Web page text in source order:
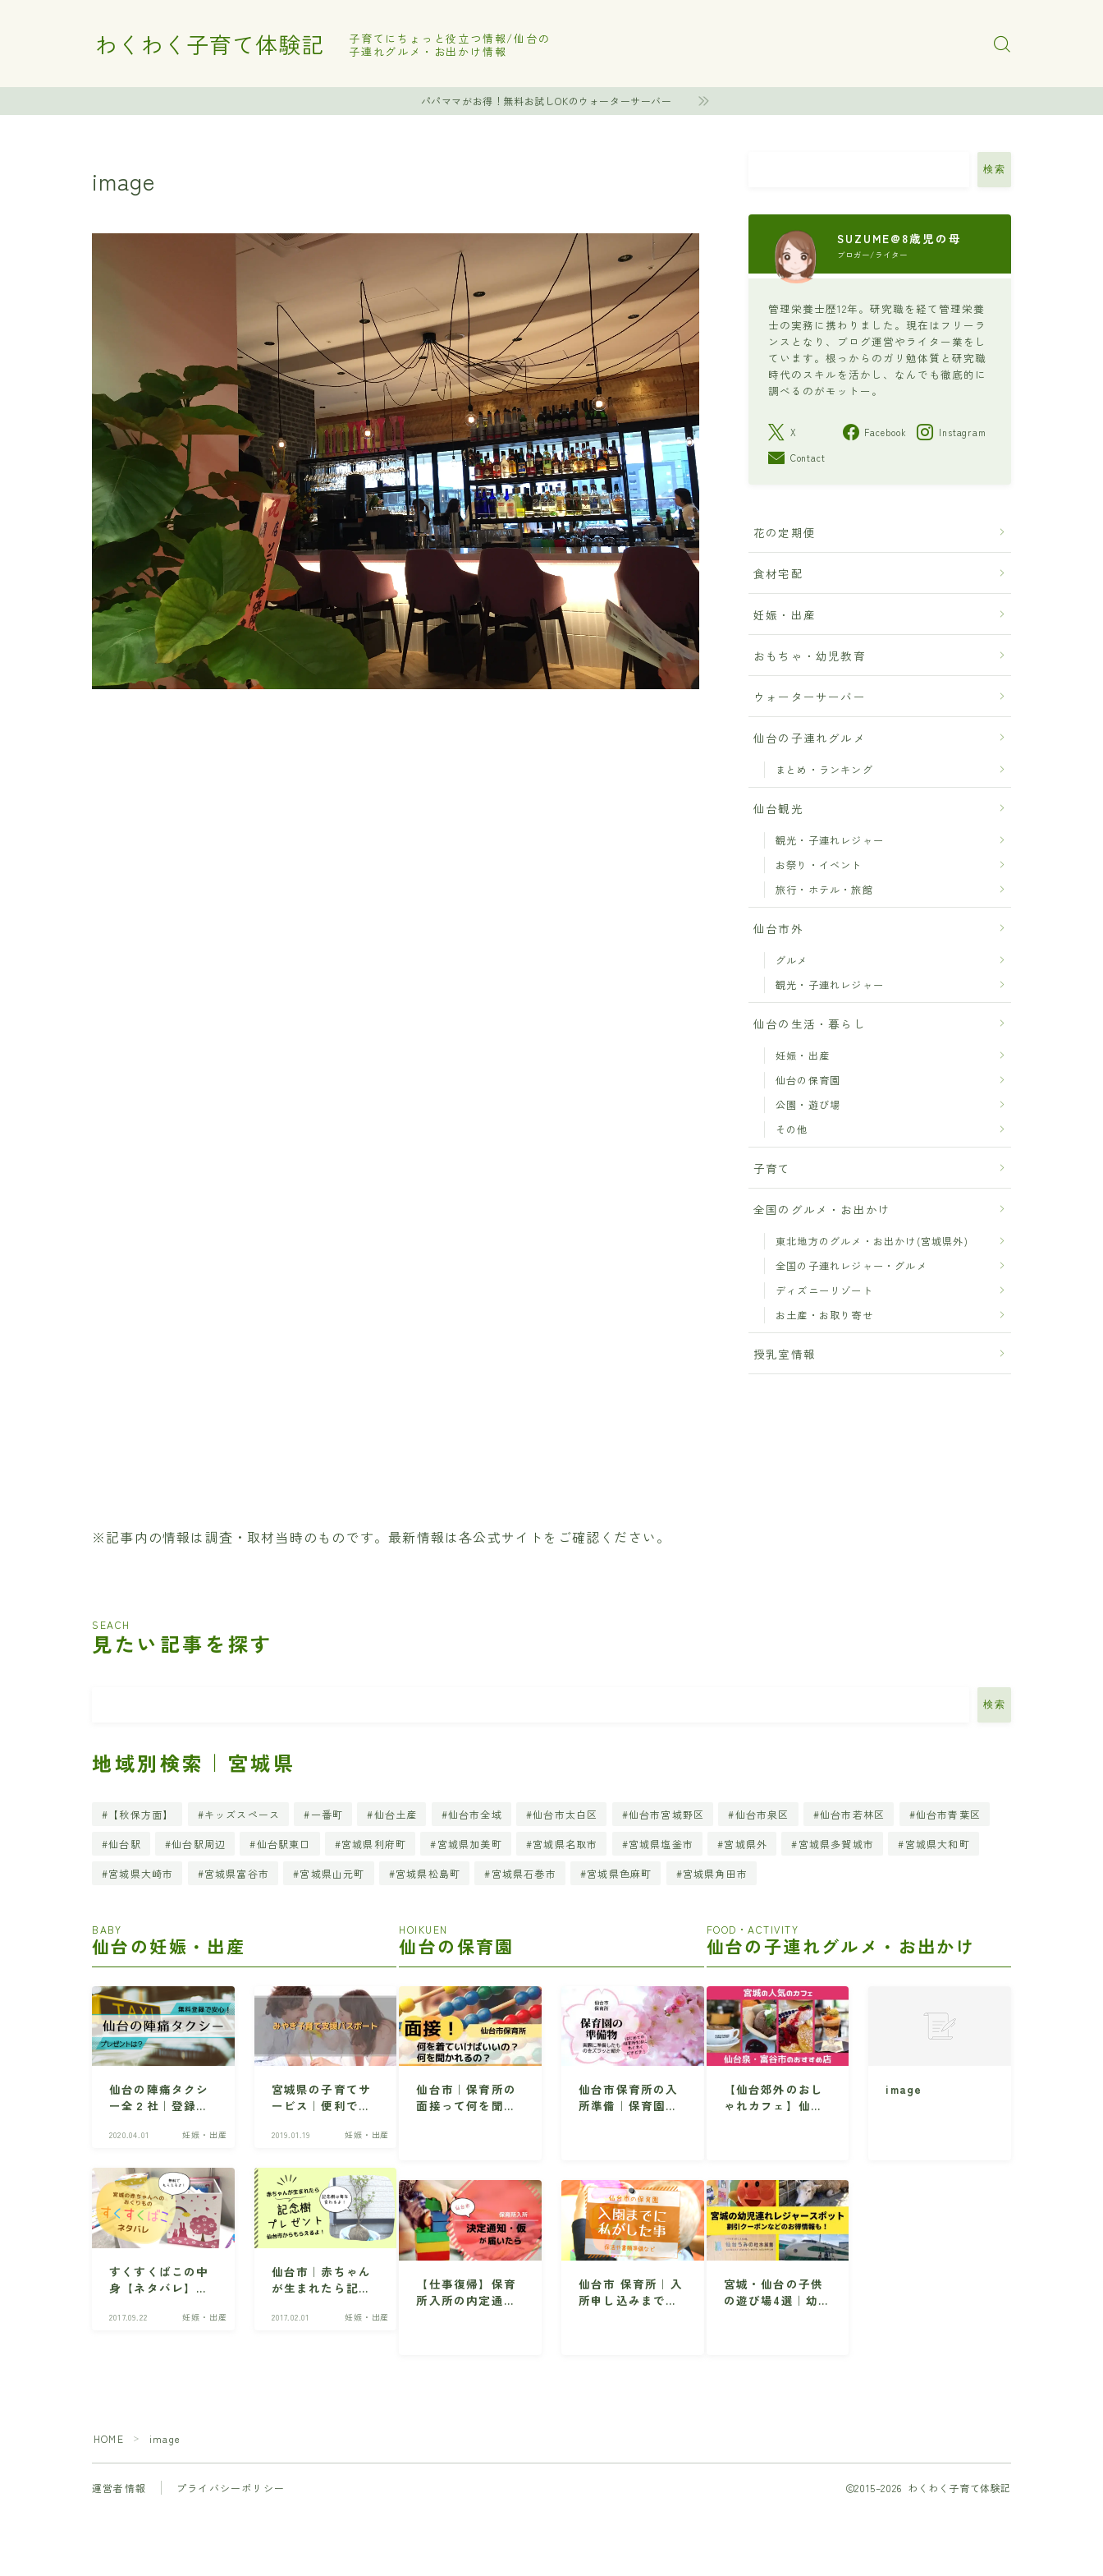
わくわく子育て体験記
子育てにちょっと役立つ情報/仙台の
子連れグルメ・お出かけ情報
パパママがお得！無料お試しOKのウォーターサーバー
image 検索
SUZUME@8歳児の母
ブロガー/ライター
管理栄養士歴12年。研究職を経て管理栄養
士の実務に携わりました。現在はフリーラ
ンスとなり、ブログ運営やライター業をし
ています。根っからのガリ勉体質と研究職
時代のスキルを活かし、なんでも徹底的に
調べるのがモットー。
X Facebook
Instagram
Contact
花の定期便
食材宅配
妊娠・出産
おもちゃ・幼児教育
ウォーターサーバー
仙台の子連れグルメ
まとめ・ランキング
仙台観光
観光・子連れレジャー
お祭り・イベント
旅行・ホテル・旅館
仙台市外
グルメ
観光・子連れレジャー
仙台の生活・暮らし
妊娠・出産
仙台の保育園
公園・遊び場
その他
子育て
全国のグルメ・お出かけ
東北地方のグルメ・お出かけ(宮城県外)
全国の子連れレジャー・グルメ
ディズニーリゾート
お土産・お取り寄せ
授乳室情報
※記事内の情報は調査・取材当時のものです。最新情報は各公式サイトをご確認ください。
SEACH
見たい記事を探す
検索
地域別検索｜宮城県
【秋保方面】 キッズスペース 一番町 仙台土産 仙台市全域 仙台市太白区 仙台市宮城野区 仙台市泉区 仙台市若林区 仙台市青葉区
仙台駅 仙台駅周辺 仙台駅東口 宮城県利府町 宮城県加美町 宮城県名取市 宮城県塩釜市 宮城県外 宮城県多賀城市 宮城県大和町
宮城県大崎市 宮城県富谷市 宮城県山元町 宮城県松島町 宮城県石巻市 宮城県色麻町 宮城県角田市
BABY
仙台の妊娠・出産
仙台の陣痛タクシ
ー全２社｜登録方
報など
2020.04.01 妊娠・出産
宮城県の子育てサ
ービス｜便利でお
て支援パスポー
2019.01.19 妊娠・出産
すくすくばこの中
身【ネタバレ】宮
贈り物・勧誘はあ
2017.09.22 妊娠・出産
仙台市｜赤ちゃん
が生まれたら記念
募しよう！
2017.02.01 妊娠・出産
HOIKUEN
仙台の保育園
仙台市｜保育所の
面接って何を聞か
仙台市保育所の入
所準備｜保育園生
【仕事復帰】保育
所入所の内定通知
仙台市 保育所｜入
所申し込みまでの
FOOD・ACTIVITY
仙台の子連れグルメ・お出かけ
【仙台郊外のおし
ゃれカフェ】仙台
image
宮城・仙台の子供
の遊び場4選｜幼児
HOME ＞ image
運営者情報 プライバシーポリシー 2015–2026 わくわく子育て体験記